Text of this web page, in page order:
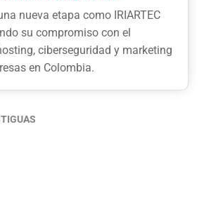
nueva etapa como IRIARTEC
su compromiso con el
ciberseguridad y marketing
en Colombia.